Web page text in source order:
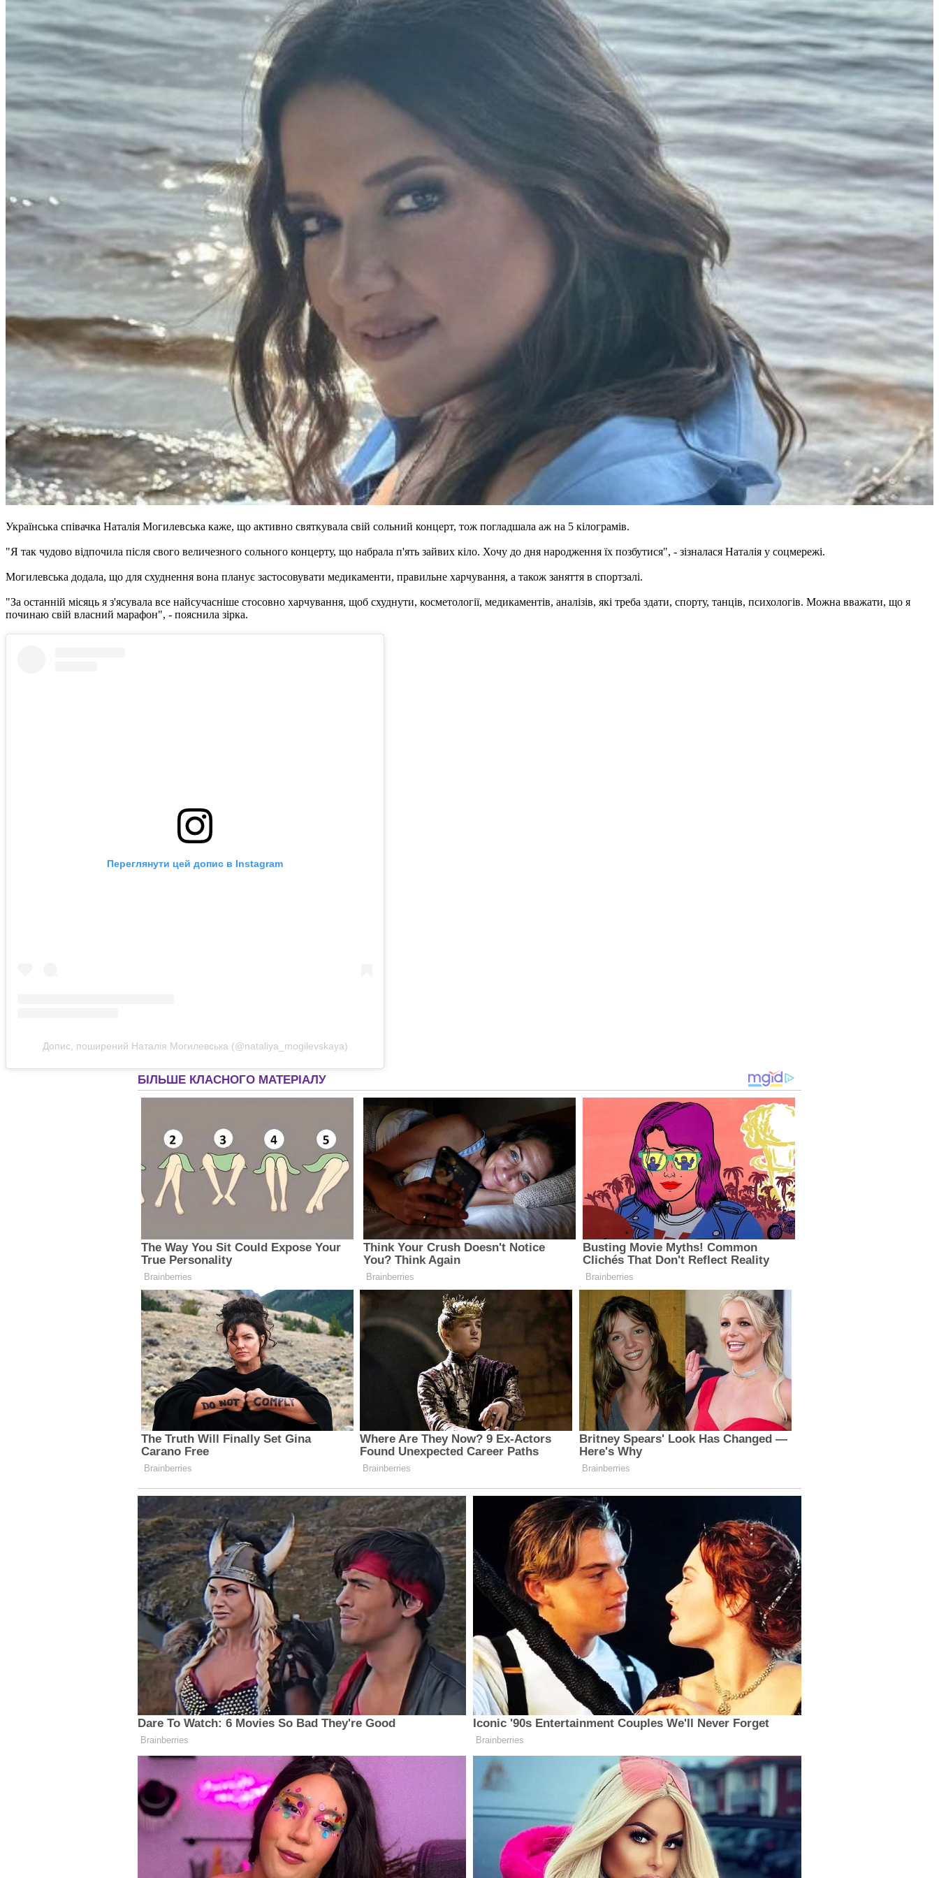
Українська співачка Наталія Могилевська каже, що активно святкувала свій сольний концерт, тож погладшала аж на 5 кілограмів.
"Я так чудово відпочила після свого величезного сольного концерту, що набрала п'ять зайвих кіло. Хочу до дня народження їх позбутися", - зізналася Наталія у соцмережі.
Могилевська додала, що для схуднення вона планує застосовувати медикаменти, правильне харчування, а також заняття в спортзалі.
"За останній місяць я з'ясувала все найсучасніше стосовно харчування, щоб схуднути, косметології, медикаментів, аналізів, які треба здати, спорту, танців, психологів. Можна вважати, що я
починаю свій власний марафон", - пояснила зірка.
Переглянути цей допис в Instagram
Допис, поширений Наталія Могилевська (@nataliya_mogilevskaya)